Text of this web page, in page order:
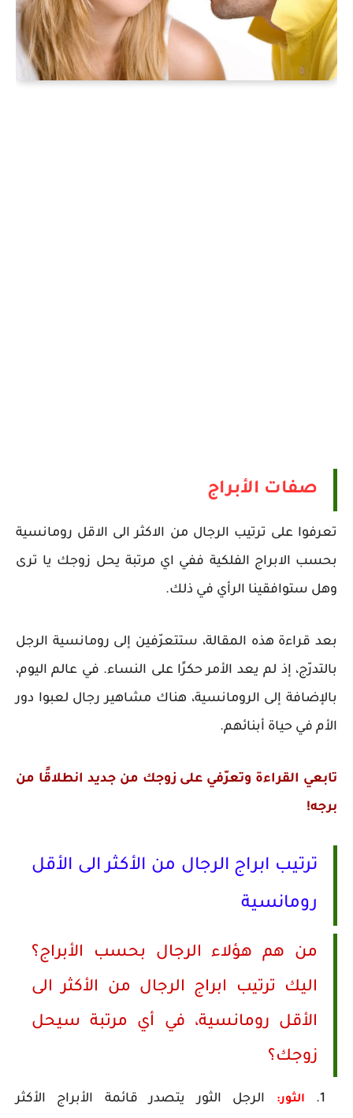
صفات الأبراج
تعرفوا على ترتيب الرجال من الاكثر الى الاقل رومانسية
بحسب الابراج الفلكية ففي اي مرتبة يحل زوجك يا ترى
وهل ستوافقينا الرأي في ذلك.
بعد قراءة هذه المقالة، ستتعرّفين إلى رومانسية الرجل
بالتدرّج، إذ لم يعد الأمر حكرًا على النساء. في عالم اليوم،
بالإضافة إلى الرومانسية، هناك مشاهير رجال لعبوا دور
الأم في حياة أبنائهم.
تابعي القراءة وتعرّفي على زوجك من جديد انطلاقًا من
برجه!
ترتيب ابراج الرجال من الأكثر الى الأقل
رومانسية
من هم هؤلاء الرجال بحسب الأبراج؟
اليك ترتيب ابراج الرجال من الأكثر الى
الأقل رومانسية، في أي مرتبة سيحل
زوجك؟
الثور: الرجل الثور يتصدر قائمة الأبراج الأكثر